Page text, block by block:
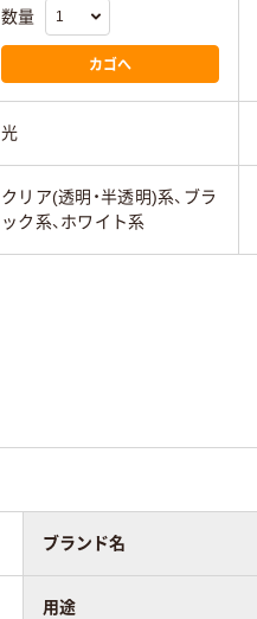
数量
カゴへ
光
クリア(透明・半透明)系、ブラ
ック系、ホワイト系
ブランド名
用途